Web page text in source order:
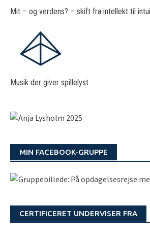
Mit – og verdens? – skift fra intellekt til
Musik der giver spillelyst
MIN FACEBOOK-GRUPPE
CERTIFICERET UNDERVISER FRA